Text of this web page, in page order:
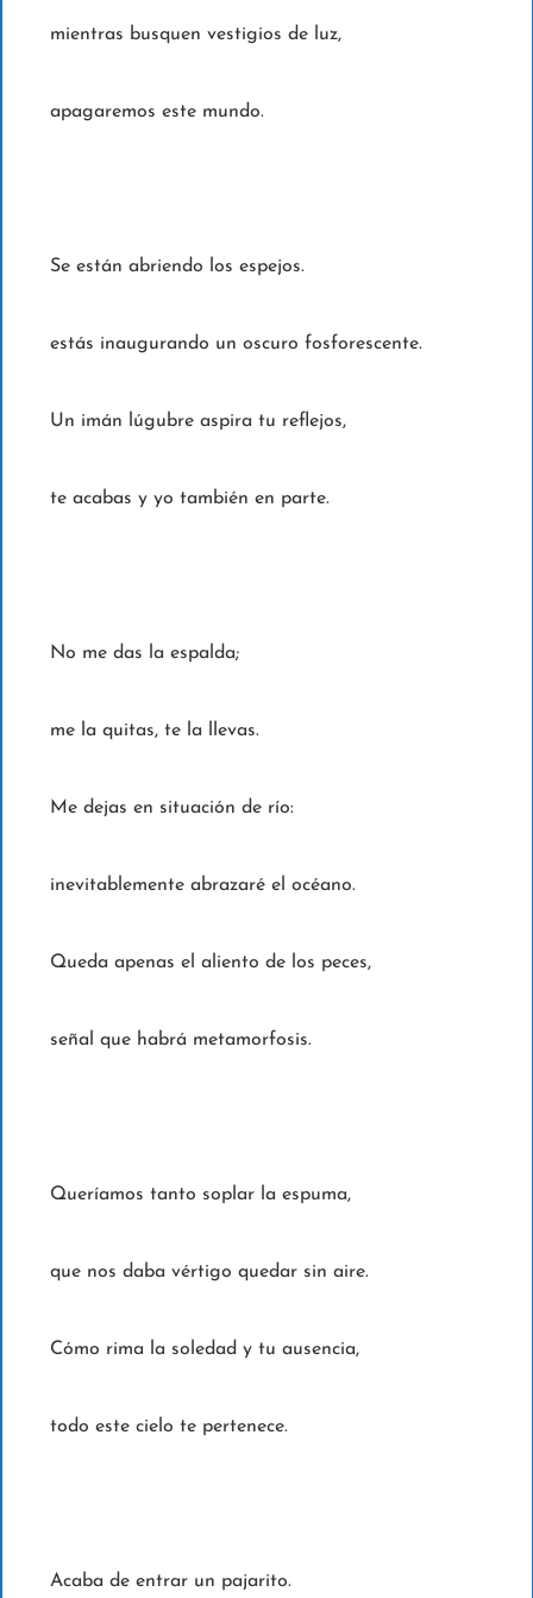
mientras busquen vestigios de luz,
apagaremos este mundo.
Se están abriendo los espejos.
estás inaugurando un oscuro fosforescente.
Un imán lúgubre aspira tu reflejos,
te acabas y yo también en parte.
No me das la espalda;
me la quitas, te la llevas.
Me dejas en situación de río:
inevitablemente abrazaré el océano.
Queda apenas el aliento de los peces,
señal que habrá metamorfosis.
Queríamos tanto soplar la espuma,
que nos daba vértigo quedar sin aire.
Cómo rima la soledad y tu ausencia,
todo este cielo te pertenece.
Acaba de entrar un pajarito.